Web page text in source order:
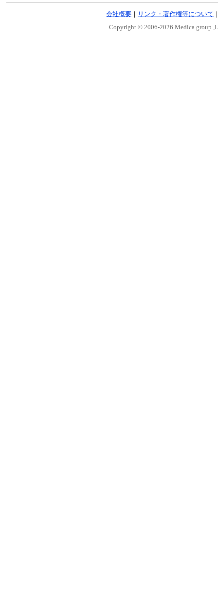
会社概要 ｜ リンク・著作権等について
Copyright © 2006-2026 Medica